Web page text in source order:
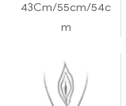
43Cm/55cm/54c
m